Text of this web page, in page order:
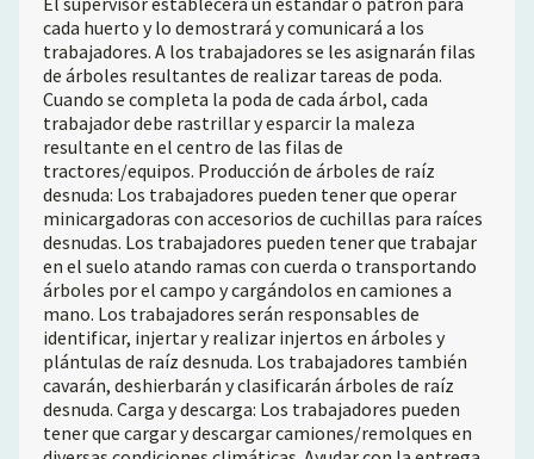
cada huerto y lo demostrará y comunicará a los
trabajadores. A los trabajadores se les asignarán filas
de árboles resultantes de realizar tareas de poda.
Cuando se completa la poda de cada árbol, cada
trabajador debe rastrillar y esparcir la maleza
resultante en el centro de las filas de
tractores/equipos. Producción de árboles de raíz
desnuda: Los trabajadores pueden tener que operar
minicargadoras con accesorios de cuchillas para raíces
desnudas. Los trabajadores pueden tener que trabajar
en el suelo atando ramas con cuerda o transportando
árboles por el campo y cargándolos en camiones a
mano. Los trabajadores serán responsables de
identificar, injertar y realizar injertos en árboles y
plántulas de raíz desnuda. Los trabajadores también
cavarán, deshierbarán y clasificarán árboles de raíz
desnuda. Carga y descarga: Los trabajadores pueden
tener que cargar y descargar camiones/remolques en